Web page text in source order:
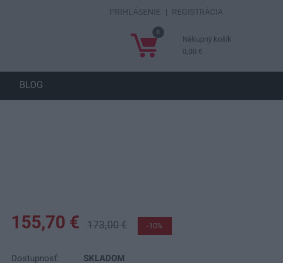
155,70 € 173,00 € -10%
Dostupnosť: SKLADOM
PRIHLÁSENIE | REGISTRÁCIA
0
Nákupný košík
0,00 €
BLOG